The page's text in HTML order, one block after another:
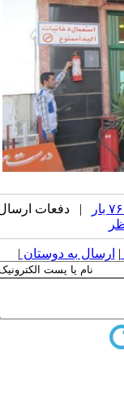
| دفعات ارسال
ارسال به دوستان|